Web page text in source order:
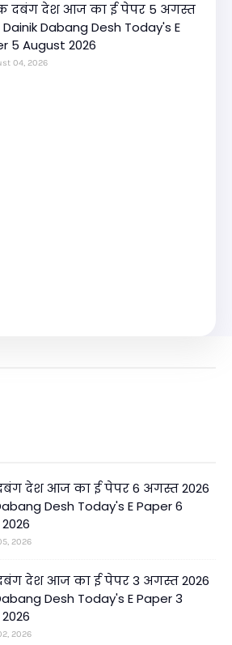
दबंग देश आज का ई पेपर 5 अगस्त
Dainik Dabang Desh Today's E
5 August 2026
04, 2026
देश आज का ई पेपर 6 अगस्त 2026
Desh Today's E Paper 6
2026
देश आज का ई पेपर 3 अगस्त 2026
Desh Today's E Paper 3
2026